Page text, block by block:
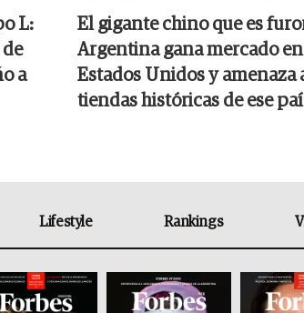
L:
a
El gigante chino que es
Argentina gana mercado en
Estados Unidos y amenaza
tiendas históricas de ese
Lifestyle Rankings